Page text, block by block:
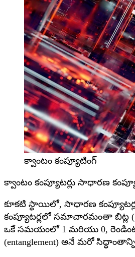
క్వాంటం కంప్యూటింగ్
క్వాంటం కంప్యూటర్లు సాధారణ
కూకటి స్థాయిలో, సాధారణ
కంప్యూటర్లలో సమాచారమంతా బిట్ల
ఒకే సమయంలో 1 మరియు 0,
(entanglement) అనే మరో